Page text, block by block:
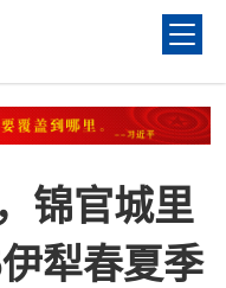
锦官城里
犁春夏季